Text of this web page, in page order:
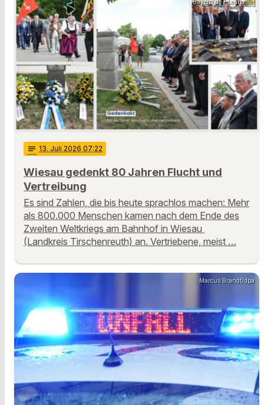
Bayern.de / bearbeitet
notes 13. Juli 2026 07:22
Wiesau gedenkt 80 Jahren Flucht und
Vertreibung
Es sind Zahlen, die bis heute sprachlos machen: Mehr
als 800.000 Menschen kamen nach dem Ende des
Zweiten Weltkriegs am Bahnhof in Wiesau
(Landkreis Tirschenreuth) an. Vertriebene, meist …
Marcus Brandt/dpa